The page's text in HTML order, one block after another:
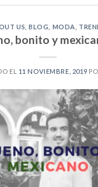
US ,BLOG MODA
bonito y
EL 11 NOVIEMBRE, 2019